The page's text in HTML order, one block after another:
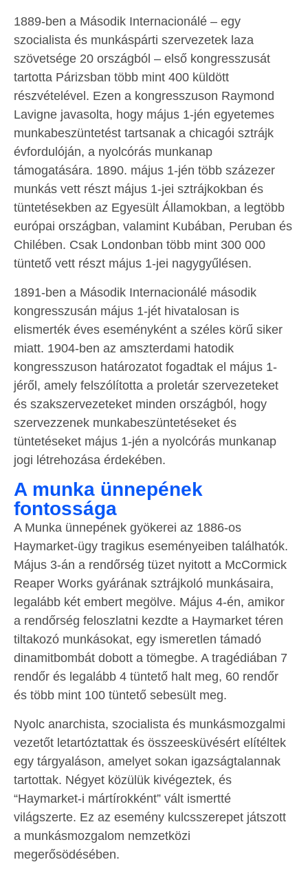
1889-ben a Második Internacionálé – egy
szocialista és munkáspárti szervezetek laza
szövetsége 20 országból – első kongresszusát
tartotta Párizsban több mint 400 küldött
részvételével. Ezen a kongresszuson Raymond
Lavigne javasolta, hogy május 1-jén egyetemes
munkabeszüntetést tartsanak a chicagói sztrájk
évfordulóján, a nyolcórás munkanap
támogatására. 1890. május 1-jén több százezer
munkás vett részt május 1-jei sztrájkokban és
tüntetésekben az Egyesült Államokban, a legtöbb
európai országban, valamint Kubában, Peruban és
Chilében. Csak Londonban több mint 300 000
tüntető vett részt május 1-jei nagygyűlésen.
1891-ben a Második Internacionálé második
kongresszusán május 1-jét hivatalosan is
elismerték éves eseményként a széles körű siker
miatt. 1904-ben az amszterdami hatodik
kongresszuson határozatot fogadtak el május 1-
jéről, amely felszólította a proletár szervezeteket
és szakszervezeteket minden országból, hogy
szervezzenek munkabeszüntetéseket és
tüntetéseket május 1-jén a nyolcórás munkanap
jogi létrehozása érdekében.
A munka ünnepének
fontossága
A Munka ünnepének gyökerei az 1886-os
Haymarket-ügy tragikus eseményeiben találhatók.
Május 3-án a rendőrség tüzet nyitott a McCormick
Reaper Works gyárának sztrájkoló munkásaira,
legalább két embert megölve. Május 4-én, amikor
a rendőrség feloszlatni kezdte a Haymarket téren
tiltakozó munkásokat, egy ismeretlen támadó
dinamitbombát dobott a tömegbe. A tragédiában 7
rendőr és legalább 4 tüntető halt meg, 60 rendőr
és több mint 100 tüntető sebesült meg.
Nyolc anarchista, szocialista és munkásmozgalmi
vezetőt letartóztattak és összeesküvésért elítéltek
egy tárgyaláson, amelyet sokan igazságtalannak
tartottak. Négyet közülük kivégeztek, és
“Haymarket-i mártírokként” vált ismertté
világszerte. Ez az esemény kulcsszerepet játszott
a munkásmozgalom nemzetközi
megerősödésében.